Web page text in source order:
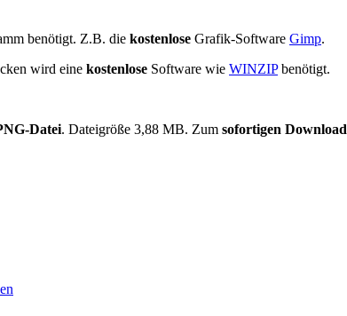
benötigt. Z.B. die kostenlose Grafik-Software Gimp.
wird eine kostenlose Software wie WINZIPbenötigt.
Datei. Dateigröße 3,88 MB. Zum sofortigen Download